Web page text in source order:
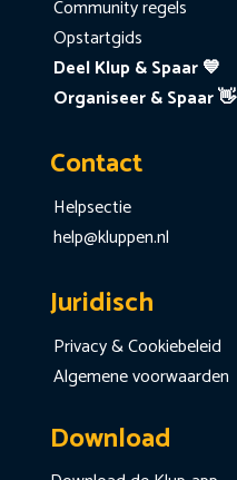
Community regels
Opstartgids
Deel Klup & Spaar 💙
Organiseer & Spaar 👋
Contact
Helpsectie
help@kluppen.nl
Juridisch
Privacy & Cookiebeleid
Algemene voorwaarden
Download